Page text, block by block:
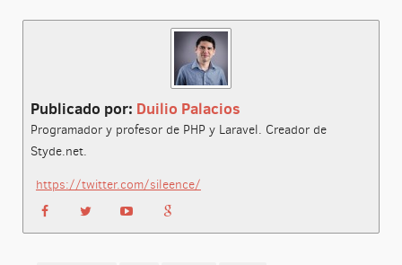
Publicado por: Duilio Palacios
Programador y profesor de PHP y Laravel. Creador de
Styde.net.
https://twitter.com/sileence/